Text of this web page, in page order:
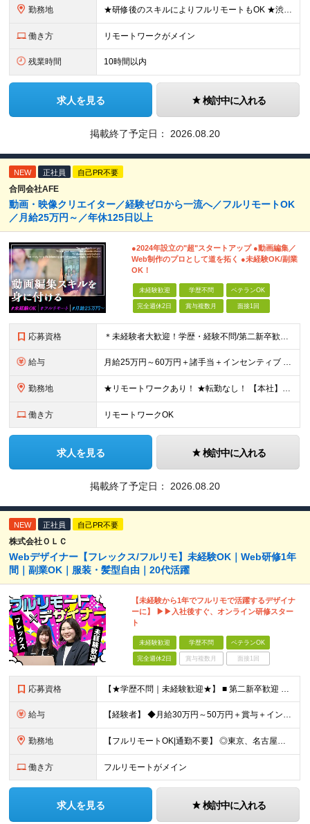
勤務地 ★研修後のスキルによりフルリモートもOK ★渋谷駅徒歩2分！100席の新しいコワーキングスペース完備 ★本社、東京都、神奈川県、埼玉県、千葉県などのプロジェクト先 【本社】 東京都渋谷区渋谷3-10
働き方 リモートワークがメイン
残業時間 10時間以内
求人を見る 検討中に入れる
掲載終了予定日： 2026.08.20
NEW 正社員 自己PR不要
合同会社AFE
動画・映像クリエイター／経験ゼロから一流へ／フルリモートOK
／月給25万円～／年休125日以上
●2024年設立の"超"スタートアップ ●動画編集／
Web制作のプロとして道を拓く ●未経験OK/副業
OK！
未経験歓迎 学歴不問 ベテランOK
完全週休2日 賞与複数月 面接1回
応募資格 ＊未経験者大歓迎！学歴・経験不問/第二新卒歓迎/WEB面接可能＊ ▼未経験歓迎＆完全ポテンシャル採用！▼ 基礎のキソから学べる研修があるので経験は一切不問！ 面接では「あなたの想い」を教えてくださ
給与 月給25万円～60万円＋諸手当＋インセンティブ ★Point 100％年収UPでの待遇提示も可能！ ※経験者であれば、100%年収アップも実現可能です。 【インセンティブについて】 プロジェクト報
勤務地 ★リモートワークあり！ ★転勤なし！ 【本社】東京都港区西新橋２丁目４−３ プロス西新橋ビル６階 【プロジェクト先】東京都・神奈川県・千葉県・埼玉など多数！ ※希望を考慮の上、配属プロジェクトを決
働き方 リモートワークOK
求人を見る 検討中に入れる
掲載終了予定日： 2026.08.20
NEW 正社員 自己PR不要
株式会社ＯＬＣ
Webデザイナー【フレックス/フルリモ】未経験OK｜Web研修1年
間｜副業OK｜服装・髪型自由｜20代活躍
【未経験から1年でフルリモで活躍するデザイナ
ーに】 ▶▶入社後すぐ、オンライン研修スター
ト
未経験歓迎 学歴不問 ベテランOK
完全週休2日 賞与複数月 面接1回
応募資格 【★学歴不問｜未経験歓迎★】 ■ 第二新卒歓迎 ■ フリーター・社会人未経験OK ■ デザイナー経験は一切不問！ ■ タイピングが苦手でもOK！ ＼3つ以上当てはまった方はぜひご応募を／ □
給与 【経験者】 ◆月給30万円～50万円＋賞与＋インセンティブ＋残業代全額支給 【未経験者】 ◆北海道エリア： 月給20万7,984円～＋賞与＋インセンティブ＋残業代全額支給 ◆東北エリア(青森
勤務地 【フルリモートOK|通勤不要】 ◎東京、名古屋、大阪、福岡を中心とした全国のプロジェクト先にて好きな場所で働けます！ ◆本社 東京都渋谷区道玄坂1-12-1 渋谷マークシティ22F ※未経験者は各
働き方 フルリモートがメイン
求人を見る 検討中に入れる